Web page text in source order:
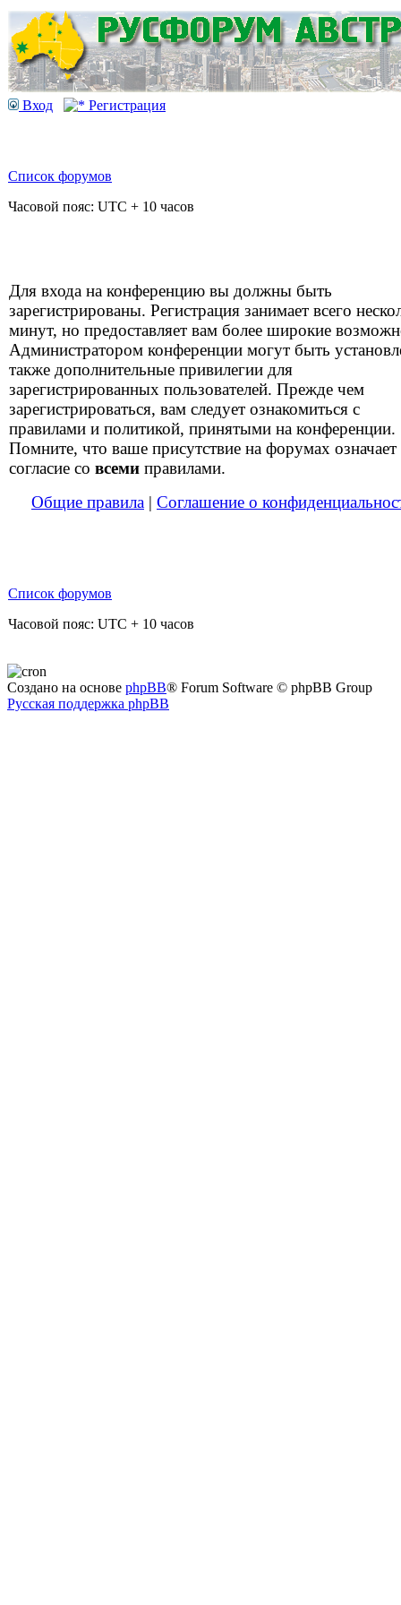
Вход Регистрация
Список форумов
Часовой пояс: UTC + 10 часов
Для входа на конференцию вы должны быть
зарегистрированы. Регистрация занимает всего
минут, но предоставляет вам более широкие
Администратором конференции могут быть
также дополнительные привилегии для
зарегистрированных пользователей. Прежде чем
зарегистрироваться, вам следует ознакомиться с
правилами и политикой, принятыми на конференции.
Помните, что ваше присутствие на форумах означает
согласие со всеми правилами.
Общие правила | Соглашение о
Список форумов
Часовой пояс: UTC + 10 часов
Создано на основе phpBB® Forum Software © phpBB Group
Русская поддержка phpBB